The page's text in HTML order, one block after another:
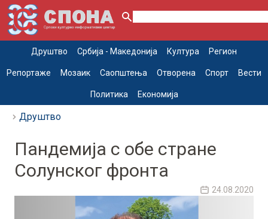
Друштво Србија - Македонија Култура Регион
Репортаже Мозаик Саопштења Отворена Спорт Вести
Политика Економија
Друштво
Пандемија с обе стране
Солунског фронта
24.08.2020